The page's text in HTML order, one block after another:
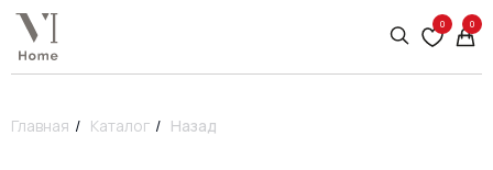
0 0
Главная / Каталог / Назад